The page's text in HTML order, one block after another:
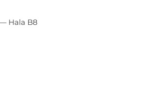
— Hala B8